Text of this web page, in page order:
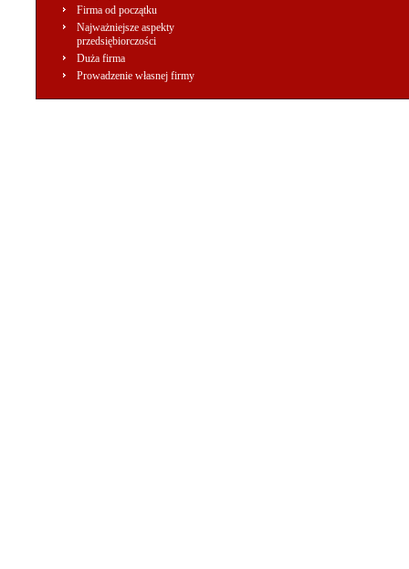
Firma od początku
Najważniejsze aspekty
przedsiębiorczości
Duża firma
Prowadzenie własnej firmy